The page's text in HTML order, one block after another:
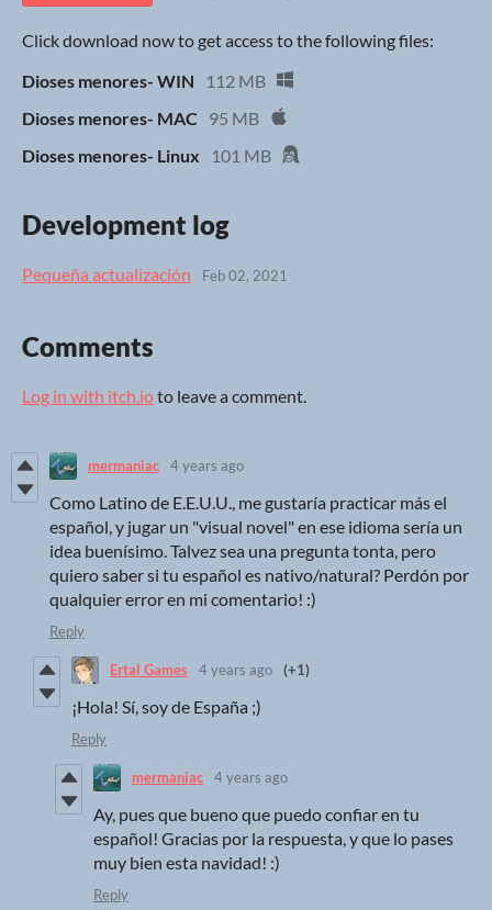
Click download now to get access to the following files:
Dioses menores- WIN
112 MB
Dioses menores- MAC
95 MB
Dioses menores- Linux
101 MB
Development log
Pequeña actualización Feb 02, 2021
Comments
Log in with itch.ioto leave a comment.
mermaniac 4 years ago
Como Latino de E.E.U.U., me gustaría practicar más el
español, y jugar un "visual novel" en ese idioma sería un
idea buenísimo. Talvez sea una pregunta tonta, pero
quiero saber si tu español es nativo/natural? Perdón por
qualquier error en mi comentario! :)
Reply
Ertal Games 4 years ago (+1)
¡Hola! Sí, soy de España ;)
Reply
mermaniac 4 years ago
Ay, pues que bueno que puedo confiar en tu
español! Gracias por la respuesta, y que lo pases
muy bien esta navidad! :)
Reply